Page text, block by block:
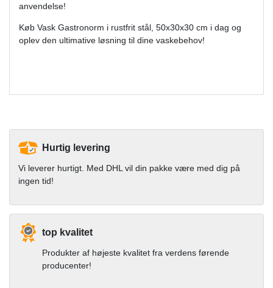
anvendelse!
Køb Vask Gastronorm i rustfrit stål, 50x30x30 cm i dag og
oplev den ultimative løsning til dine vaskebehov!
Hurtig levering
Vi leverer hurtigt. Med DHL vil din pakke være med dig på
ingen tid!
top kvalitet
Produkter af højeste kvalitet fra verdens førende
producenter!